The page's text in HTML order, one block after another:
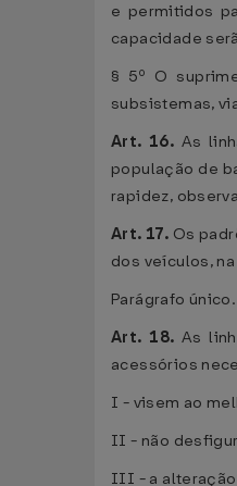
e permitidos
capacidade
§ 5º O
subsistemas,
Art. 16. As
população de
rapidez,
Art. 17. Os
dos veículos,
Parágrafo
Art. 18. As
acessórios
I - visem ao
II - não
III - a alteração